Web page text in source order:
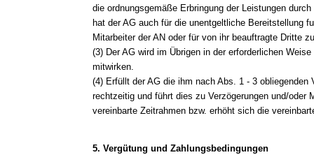
die ordnungsgemäße Erbringung der Leistungen
hat der AG auch für die unentgeltliche Bereitstellung
Mitarbeiter der AN oder für von ihr beauftragte Dritte
(3) Der AG wird im Übrigen in der erforderlichen
mitwirken.
(4) Erfüllt der AG die ihm nach Abs. 1 - 3 obliegenden
rechtzeitig und führt dies zu Verzögerungen und/oder
vereinbarte Zeitrahmen bzw. erhöht sich die
5. Vergütung und Zahlungsbedingungen